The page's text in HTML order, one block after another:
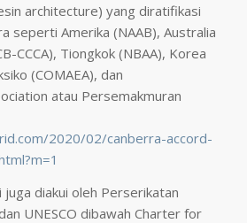
architecture) yang diratifikasi
seperti Amerika (NAAB), Australia
CCCA), Tiongkok (NBAA), Korea
(COMAEA), dan
atau Persemakmuran
2020/02/canberra-accord-
juga diakui oleh Perserikatan
UNESCO dibawah Charter for